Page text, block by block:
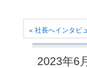
« 社長へインタビ
2023年6